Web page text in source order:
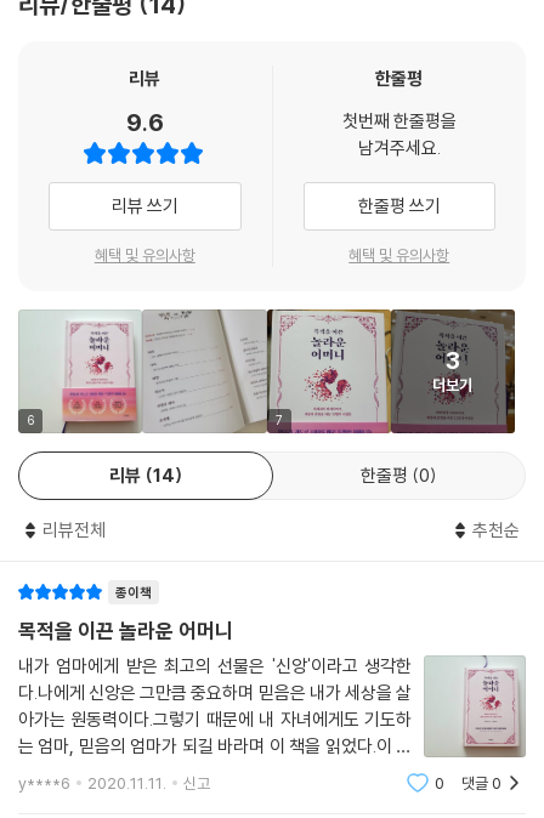
어느 어머니가 자식을 위해 희생하지 않으랴. 자식을 위해 목숨까지 꺼내
마도 태초의 어머니 하와에서부터가 아닐까 싶다. 이를 증명이라도 해주듯
존 맥아더 목사의 이 책 『목적을 이끈 놀라운 어머니』에서는 성경 속 어머
니 12명의 이야기를 담고 있다. 행실만 어머니인 사람, 자녀가 허락되지 않
아 오랜 세월을 기다려야 했던 어머니, 믿음으로 자식을 훌륭하게 기른 어
머니, 그렇지 못해 실망한 어머니 등 다양한 어머니 상을 통해 무엇이 여인
수많은 영혼을 감동시킨 황금대상의 작가이자 베스트셀러 작가인 존 맥아
더 목사가 쓴 이 책은 이렇게 성경 속 어머니의 진실한 믿음을 통해, 그리고
기도를 통해 자식들을 이끄는 모습을 보여주고 있다.
믿음과 기도로 운명을 바꾼 12명의 어머니
체 선도자, 등 그 어떤 미덕도 신앙보다 여인을 더 특별하게 만들지 못한다.
머니』는 성경 속의 많은 여인들이 오늘의 어머니들에게 주는 교훈들을 찾
아내 진리를 깨닫게 해준다.
여자는 나약하지만 인간의 나약함으로만 머물지 아니하고 하나님을 의지
함으로 담을 뛰어 넘는 위대한 여인, 어머니의 모습을 보여주면서 조기 교
육에 혼신의 힘을 쏟는 오늘의 어머니들에게 진정한 교육이 무엇인지, 자
녀를 어떻게 하면 훌륭한 자녀로 양육하는 어머니가 될 수 있는지를 생각
리뷰
9.6
리뷰 쓰기
혜택 및 유의사항
한줄평
첫번째 한줄평을
남겨주세요.
한줄평 쓰기
혜택 및 유의사항
6 7
3
더보기
리뷰 14 한줄평 0
리뷰전체 추천순
종이책
목적을 이끈 놀라운 어머니
내가 엄마에게 받은 최고의 선물은 '신앙'이라고 생각한
다.나에게 신앙은 그만큼 중요하며 믿음은 내가 세상을 살
아가는 원동력이다.그렇기 때문에 내 자녀에게도 기도하
는 엄마, 믿음의 엄마가 되길 바라며 이 책을 읽었다.이 책
에는 성경에 언급된 12명의 어머니가 등장한다.세계 역사
를 보면 대부분이 남자들의 업적으로 포장되어 있다.하지
y****6 2020.11.11. 신고 0 댓글0